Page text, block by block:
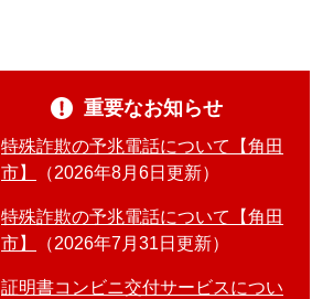
重要なお知らせ
特殊詐欺の予兆電話について【角田
市】
2026年8月6日更新
特殊詐欺の予兆電話について【角田
市】
2026年7月31日更新
証明書コンビニ交付サービスについ